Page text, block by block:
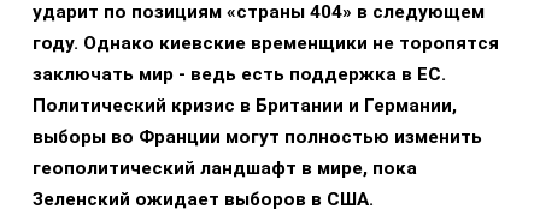
ударит по позициям «страны 404» в следующем
году. Однако киевские временщики не торопятся
заключать мир - ведь есть поддержка в ЕС.
Политический кризис в Британии и Германии,
выборы во Франции могут полностью изменить
геополитический ландшафт в мире, пока
Зеленский ожидает выборов в США.